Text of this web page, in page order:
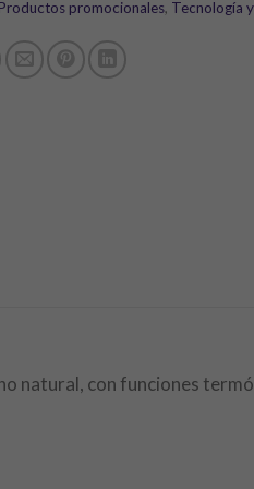
Productos promocionales, Tecnología
natural, con funciones